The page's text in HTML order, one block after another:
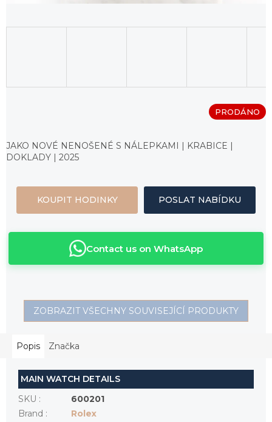
cena:
PRODÁNO
JAKO NOVÉ NENOŠENÉ S NÁLEPKAMI | KRABICE |
DOKLADY | 2025
KOUPIT HODINKY POSLAT NABÍDKU
Contact us on WhatsApp
ZOBRAZIT VŠECHNY SOUVISEJÍCÍ PRODUKTY
Popis Značka
MAIN WATCH DETAILS
SKU :
600201
Brand :
Rolex